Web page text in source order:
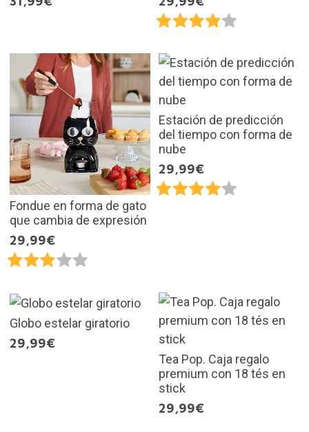
Fondue en forma de gato
que cambia de expresión
29,99€
Estación de predicción
del tiempo con forma de
nube
29,99€
Globo estelar giratorio
29,99€
Tea Pop. Caja regalo
premium con 18 tés en
stick
29,99€